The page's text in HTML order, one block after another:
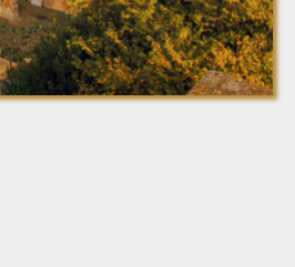
Джованни Баттиста
Пиранези
Ретро фото. 1910-
1920
Ретро фото. 1921-
1930